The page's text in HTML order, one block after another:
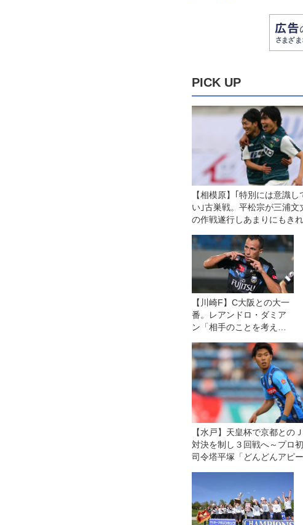
PICK UP
【相模原】｢特別には意識し
い｣古巣戦。平松宗が三浦文
の作戦遂行しあまりにもきれ
【川崎F】C大阪との大一
番。レアンドロ・ダミア
ン「相手のことを考えな
【水戸】天皇杯で京都との
対決を制し３回戦へ～プロ
司令塔平塚「どんどんアピー